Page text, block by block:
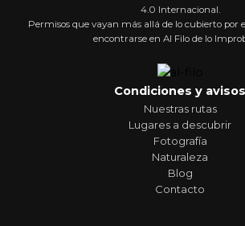
4.0 Internacional.
Permisos que vayan más allá de lo cubierto por
encontrarse en Al Filo de lo
Condiciones y avisos
Nuestras rutas
Lugares a descubrir
Fotografía
Naturaleza
Blog
Contacto